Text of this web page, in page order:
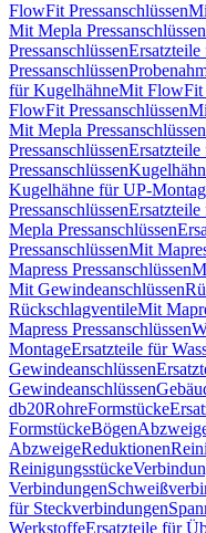
FlowFit Pressanschlüssen
Mit Mepla Pressanschlüssen
Pressanschlüssen
Pressanschlüssen
für KugelhähneMit FlowFit
FlowFit Pressanschlüssen
Mit Mepla Pressanschlüssen
Pressanschlüssen
Pressanschlüssen
Kugelhähne für UP-
Pressanschlüssen
Mepla Pressanschlüssen
PressanschlüssenMit
Mapress Pressanschlüssen
Mit Gewindeanschlüssen
RückschlagventileMit
Mapress Pressanschlüssen
MontageErsatzteile für
Gewindeanschlüssen
Gewindeanschlüssen
db20RohreFormstücke
FormstückeBögen
AbzweigeReduktionen
Reinigungsstücke
Verbindungen
für Steckverbindungen
WerkstoffeErsatzteile für